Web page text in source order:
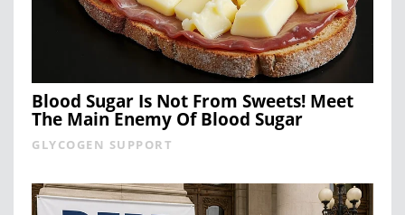
Blood Sugar Is Not From Sweets! Meet
The Main Enemy Of Blood Sugar
GLYCOGEN SUPPORT